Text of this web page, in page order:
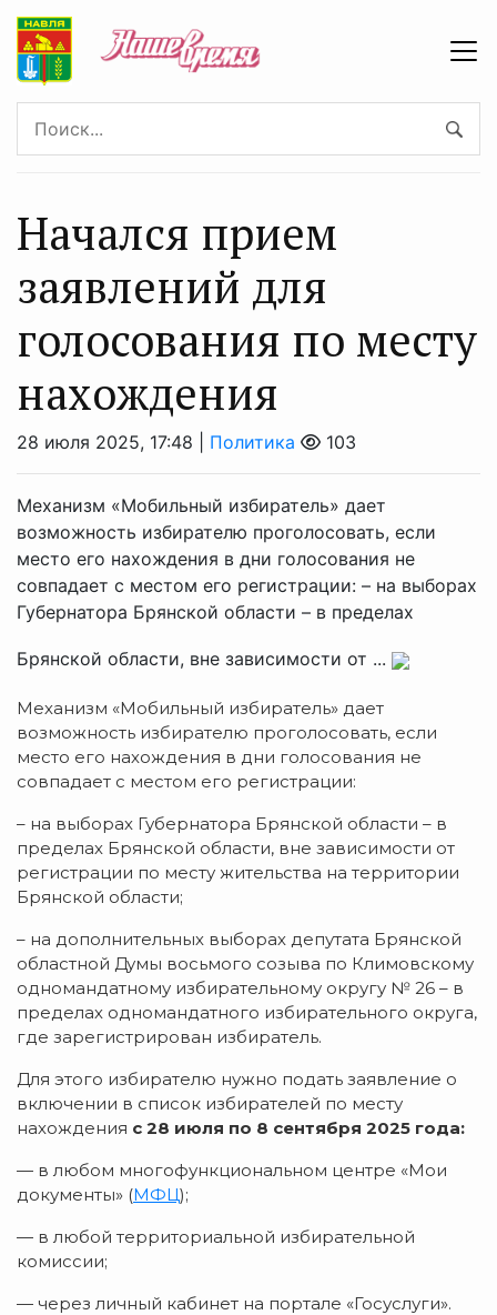
Начался прием
заявлений для
голосования по месту
нахождения
28 июля 2025, 17:48 | Политика 103
Механизм «Мобильный избиратель» дает
возможность избирателю проголосовать, если
место его нахождения в дни голосования не
совпадает с местом его регистрации: – на выборах
Губернатора Брянской области – в пределах
Брянской области, вне зависимости от ...
Механизм «Мобильный избиратель» дает
возможность избирателю проголосовать, если
место его нахождения в дни голосования не
совпадает с местом его регистрации:
– на выборах Губернатора Брянской области – в
пределах Брянской области, вне зависимости от
регистрации по месту жительства на территории
Брянской области;
– на дополнительных выборах депутата Брянской
областной Думы восьмого созыва по Климовскому
одномандатному избирательному округу № 26 – в
пределах одномандатного избирательного округа,
где зарегистрирован избиратель.
Для этого избирателю нужно подать заявление о
включении в список избирателей по месту
нахождения с 28 июля по 8 сентября 2025 года:
— в любом многофункциональном центре «Мои
документы» (МФЦ);
— в любой территориальной избирательной
комиссии;
— через личный кабинет на портале «Госуслуги».